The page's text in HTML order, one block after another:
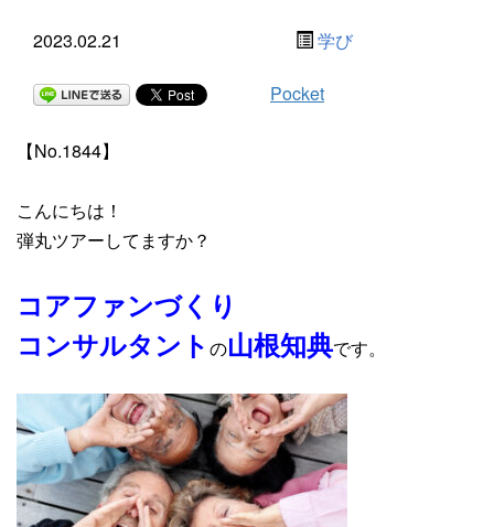
2023.02.21 学び
Pocket
【No.1844】
こんにちは！
弾丸ツアーしてますか？
コアファンづくり
コンサルタント の山根知典です。